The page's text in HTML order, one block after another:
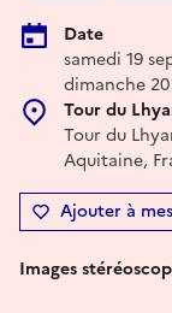
Date
samedi 19
dimanche
Tour du
Tour du
Aquitaine,
Ajouter à
Images